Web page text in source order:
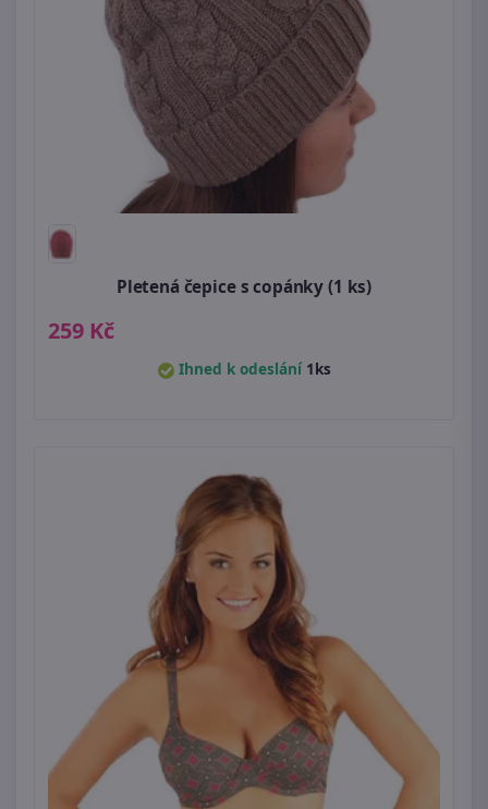
Pletená čepice s copánky (1 ks)
259 Kč
Ihned k odeslání 1ks